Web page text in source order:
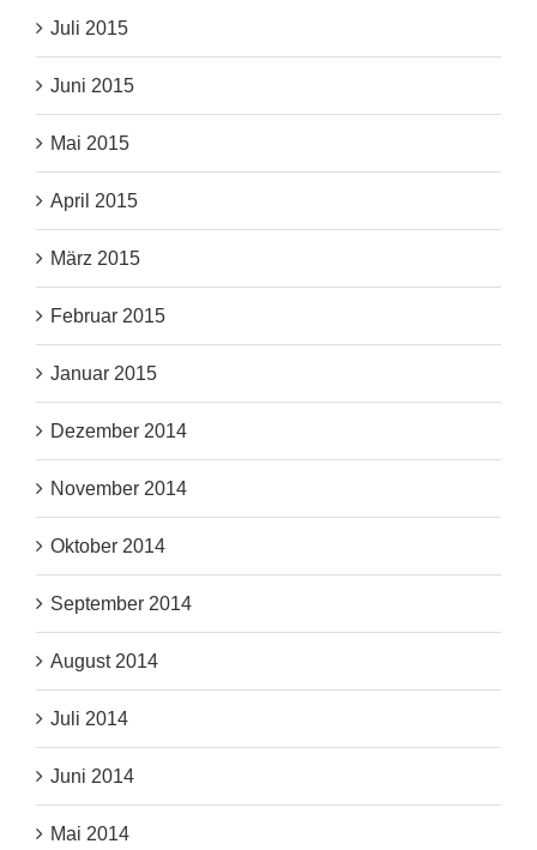
Juli 2015
Juni 2015
Mai 2015
April 2015
März 2015
Februar 2015
Januar 2015
Dezember 2014
November 2014
Oktober 2014
September 2014
August 2014
Juli 2014
Juni 2014
Mai 2014